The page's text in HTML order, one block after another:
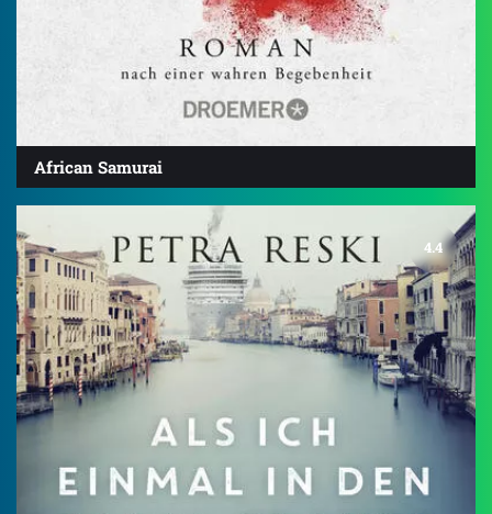
African Samurai
4.4